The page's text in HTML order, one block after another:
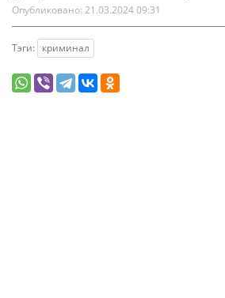
Опубликовано: 21.03.2024 09:31
Тэги: криминал